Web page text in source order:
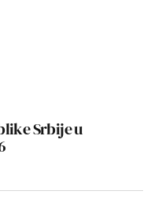
Srbije u